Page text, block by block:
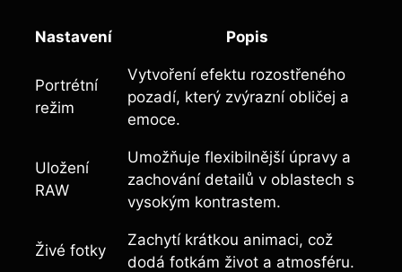
Nastavení Popis
Portrétní
režim
Vytvoření efektu rozostřeného
pozadí, který zvýrazní obličej a
emoce.
Uložení
RAW
Umožňuje flexibilnější úpravy a
zachování detailů v oblastech s
vysokým kontrastem.
Živé fotky
Zachytí krátkou animaci, což
dodá fotkám život a atmosféru.